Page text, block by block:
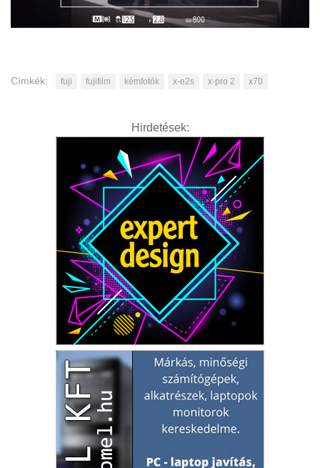
Címkék: fuji fujifilm kémfotók x-e2s x-pro 2 x70
Hirdetések: